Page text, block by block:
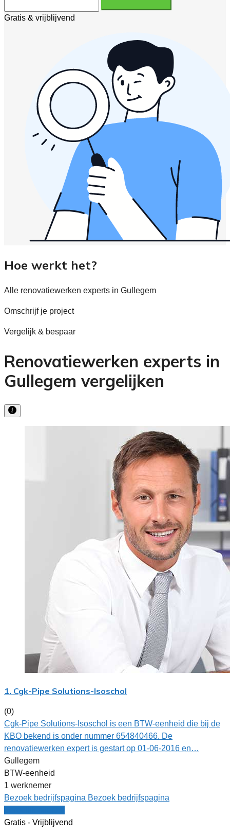
Gratis & vrijblijvend
Hoe werkt het?
Alle renovatiewerken experts in Gullegem
Omschrijf je project
Vergelijk & bespaar
Renovatiewerken experts in
Gullegem vergelijken
1. Cgk-Pipe Solutions-Isoschol
(0)
Cgk-Pipe Solutions-Isoschol is een BTW-eenheid die bij de
KBO bekend is onder nummer 654840466. De
renovatiewerken expert is gestart op 01-06-2016 en…
Gullegem
BTW-eenheid
1 werknemer
Bezoek bedrijfspagina Bezoek bedrijfspagina
Gratis - Vrijblijvend